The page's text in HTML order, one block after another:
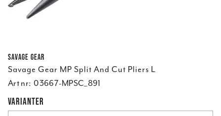
Savage Gear
Savage Gear MP Split And Cut Pliers L
Art nr: 03667-MPSC_891
VARIANTER